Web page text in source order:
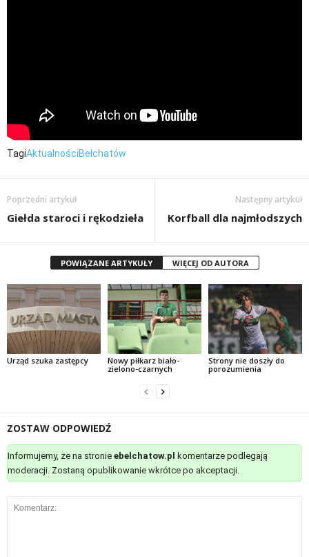
TagiAktualnościBełchatów
Poprzedni artykuł
Giełda staroci i rękodzieła
Następny artykuł
Korfball dla najmłodszych
POWIĄZANE ARTYKUŁY WIĘCEJ OD AUTORA
Urząd szuka zastępcy
Nowy piłkarz biało-
zielono-czarnych
Strony nie doszły do
porozumienia
ZOSTAW ODPOWIEDŹ
Informujemy, że na stronie ebelchatow.pl
komentarze podlegają
moderacji. Zostaną opublikowanie wkrótce po akceptacji.